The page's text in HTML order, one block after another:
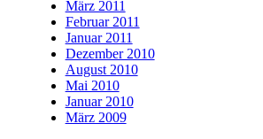
März 2011
Februar 2011
Januar 2011
Dezember 2010
August 2010
Mai 2010
Januar 2010
März 2009